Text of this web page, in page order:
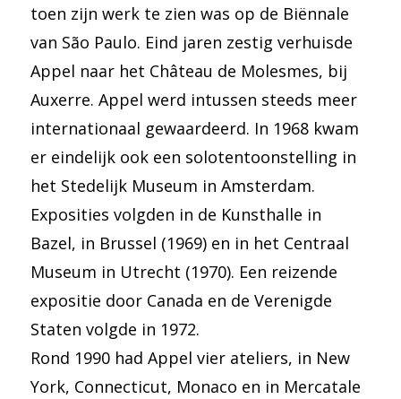
toen zijn werk te zien was op de Biënnale
van São Paulo. Eind jaren zestig verhuisde
Appel naar het Château de Molesmes, bij
Auxerre. Appel werd intussen steeds meer
internationaal gewaardeerd. In 1968 kwam
er eindelijk ook een solotentoonstelling in
het Stedelijk Museum in Amsterdam.
Exposities volgden in de Kunsthalle in
Bazel, in Brussel (1969) en in het Centraal
Museum in Utrecht (1970). Een reizende
expositie door Canada en de Verenigde
Staten volgde in 1972.
Rond 1990 had Appel vier ateliers, in New
York, Connecticut, Monaco en in Mercatale